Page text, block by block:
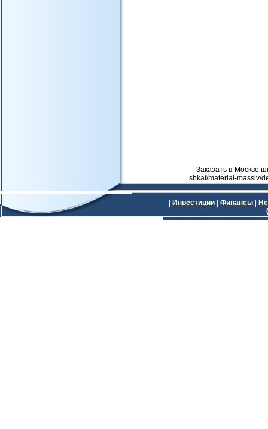
Заказать в Москве
shkaf/material-massiv/
Инвестиции| Финансы|